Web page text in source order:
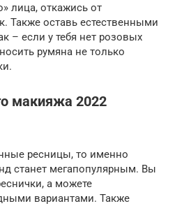
лица, откажись от
Также оставь естественными
– если у тебя нет розовых
румяна не только
макияжа 2022
ресницы, то именно
станет мегапопулярным. Вы
а можете
вариантами. Также